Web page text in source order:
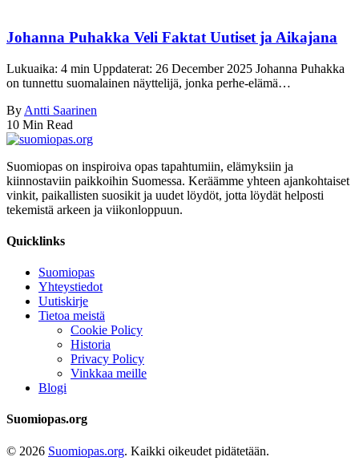
Johanna Puhakka Veli Faktat Uutiset ja Aikajana
Lukuaika: 4 min Uppdaterat: 26 December 2025 Johanna Puhakka
on tunnettu suomalainen näyttelijä, jonka perhe-elämä…
By Antti Saarinen
10 Min Read
Suomiopas on inspiroiva opas tapahtumiin, elämyksiin ja
kiinnostaviin paikkoihin Suomessa. Keräämme yhteen ajankohtaiset
vinkit, paikallisten suosikit ja uudet löydöt, jotta löydät helposti
tekemistä arkeen ja viikonloppuun.
Quicklinks
Suomiopas
Yhteystiedot
Uutiskirje
Tietoa meistä
Cookie Policy
Historia
Privacy Policy
Vinkkaa meille
Blogi
Suomiopas.org
© 2026 Suomiopas.org. Kaikki oikeudet pidätetään.